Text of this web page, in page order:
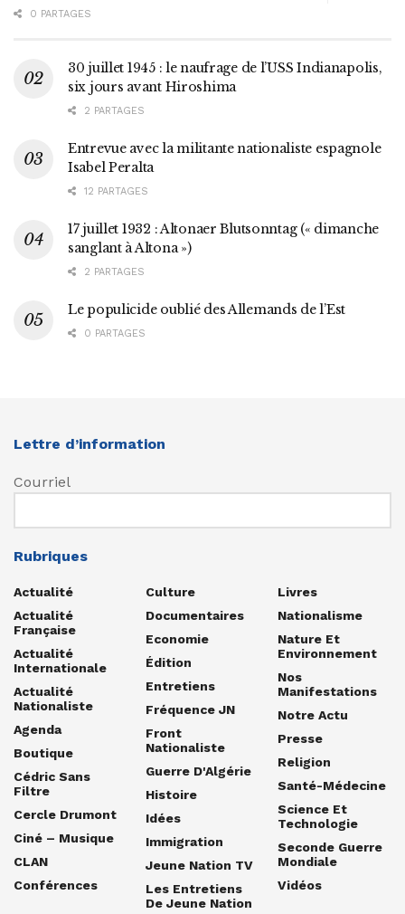
0 PARTAGES
30 juillet 1945 : le naufrage de l’USS Indianapolis,
six jours avant Hiroshima
2 PARTAGES
Entrevue avec la militante nationaliste espagnole
Isabel Peralta
12 PARTAGES
17 juillet 1932 : Altonaer Blutsonntag (« dimanche
sanglant à Altona »)
2 PARTAGES
Le populicide oublié des Allemands de l’Est
0 PARTAGES
Lettre d’information
Courriel
Rubriques
Actualité
Actualité
Française
Actualité
Internationale
Actualité
Nationaliste
Agenda
Boutique
Cédric Sans
Filtre
Cercle Drumont
Ciné – Musique
CLAN
Conférences
Culture
Documentaires
Economie
Édition
Entretiens
Fréquence JN
Front
Nationaliste
Guerre D'Algérie
Histoire
Idées
Immigration
Jeune Nation TV
Les Entretiens
De Jeune Nation
Livres
Nationalisme
Nature Et
Environnement
Nos
Manifestations
Notre Actu
Presse
Religion
Santé-Médecine
Science Et
Technologie
Seconde Guerre
Mondiale
Vidéos